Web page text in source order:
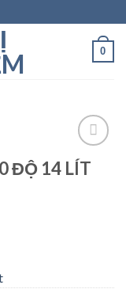
0
ĐỘ 14 LÍT